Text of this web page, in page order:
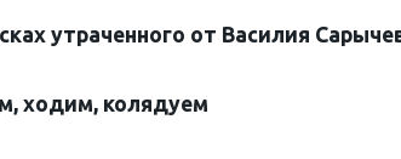
утраченного от Василия
ходим, колядуем